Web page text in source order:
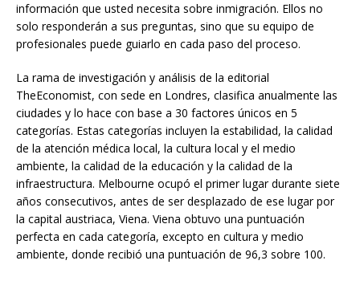
información que usted necesita sobre inmigración. Ellos no
solo responderán a sus preguntas, sino que su equipo de
profesionales puede guiarlo en cada paso del proceso.
La rama de investigación y análisis de la editorial
TheEconomist, con sede en Londres, clasifica anualmente las
ciudades y lo hace con base a 30 factores únicos en 5
categorías. Estas categorías incluyen la estabilidad, la calidad
de la atención médica local, la cultura local y el medio
ambiente, la calidad de la educación y la calidad de la
infraestructura. Melbourne ocupó el primer lugar durante siete
años consecutivos, antes de ser desplazado de ese lugar por
la capital austriaca, Viena. Viena obtuvo una puntuación
perfecta en cada categoría, excepto en cultura y medio
ambiente, donde recibió una puntuación de 96,3 sobre 100.